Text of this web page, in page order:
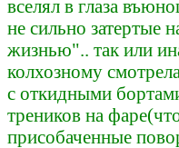
вселял в глаза
не сильно затертые
жизнью".. так или
колхозному
с откидными
треников на
присобаченные